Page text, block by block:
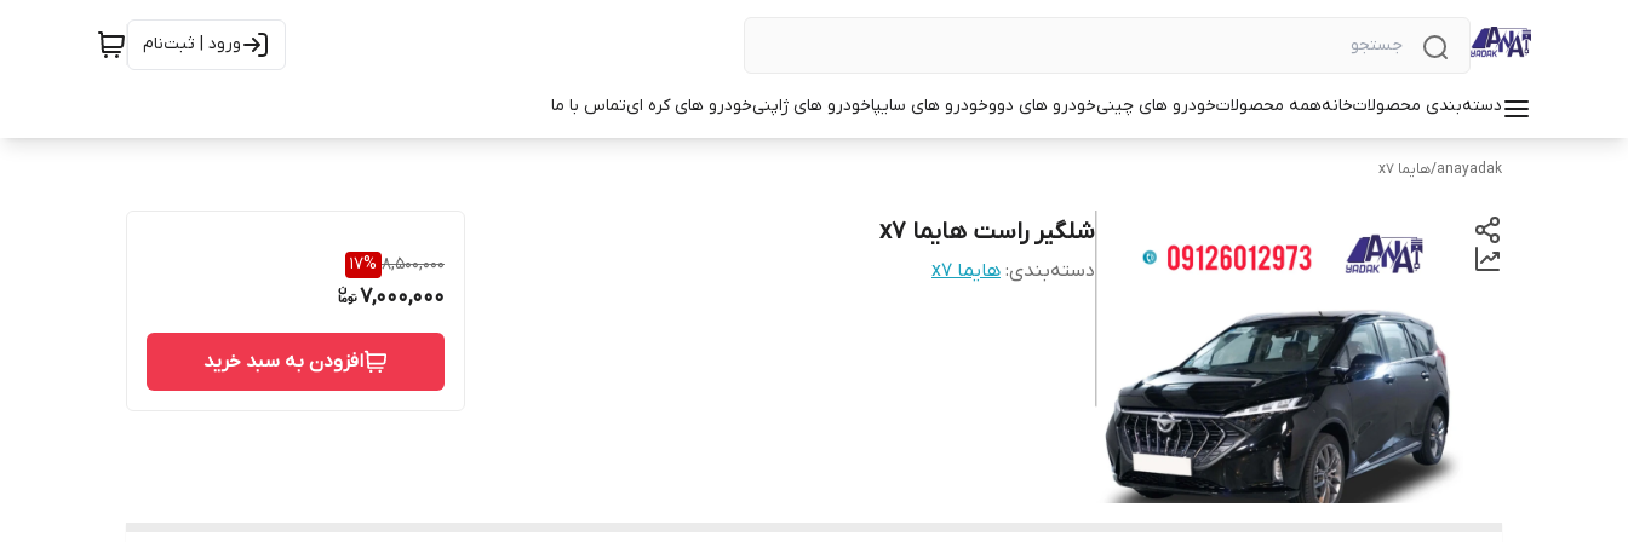
ورود | ثبت‌نام
دسته‌بندی محصولاتخانههمه محصولاتخودرو های چینیخودرو های دووخودرو های سایپاخودرو های ژاپنیخودرو های کره ایتماس با ما
anayadak
/هایما x7
شلگیر راست هایما x7
دسته‌بندی: هایما x7 8,500,000
17%
7,000,000
افزودن به سبد خرید